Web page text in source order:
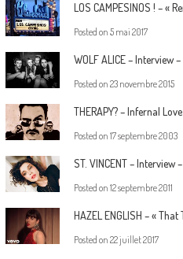
LOS CAMPESINOS ! – «
Posted on 5 mai 2017
WOLF ALICE – Interview
Posted on 23 novembre 2015
THERAPY? – Infernal
Posted on 17 septembre 2003
ST. VINCENT – Interview
Posted on 12 septembre 2011
HAZEL ENGLISH – « That
Posted on 22 juillet 2017